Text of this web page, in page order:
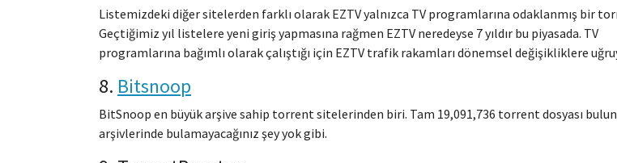
Listemizdeki diğer sitelerden farklı olarak EZTV yalnızca TV programlarına odaklanmış bir
Geçtiğimiz yıl listelere yeni giriş yapmasına rağmen EZTV neredeyse 7 yıldır bu piyasada. TV
programlarına bağımlı olarak çalıştığı için EZTV trafik rakamları dönemsel değişikliklere
8. Bitsnoop
BitSnoop en büyük arşive sahip torrent sitelerinden biri. Tam 19,091,736 torrent dosyası
arşivlerinde bulamayacağınız şey yok gibi.